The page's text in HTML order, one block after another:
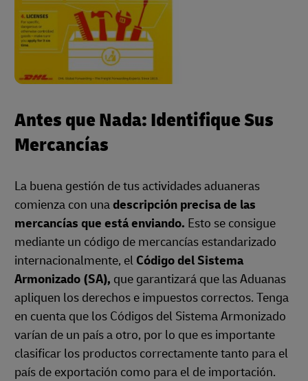
Antes que Nada: Identifique Sus
Mercancías
La buena gestión de tus actividades aduaneras
comienza con unadescripción precisa de las
mercancías que está enviando. Esto se consigue
mediante un código de mercancías estandarizado
internacionalmente, el Código del Sistema
Armonizado (SA), que garantizará que las Aduanas
apliquen los derechos e impuestos correctos. Tenga
en cuenta que los Códigos del Sistema Armonizado
varían de un país a otro, por lo que es importante
clasificar los productos correctamente tanto para el
país de exportación como para el de importación.